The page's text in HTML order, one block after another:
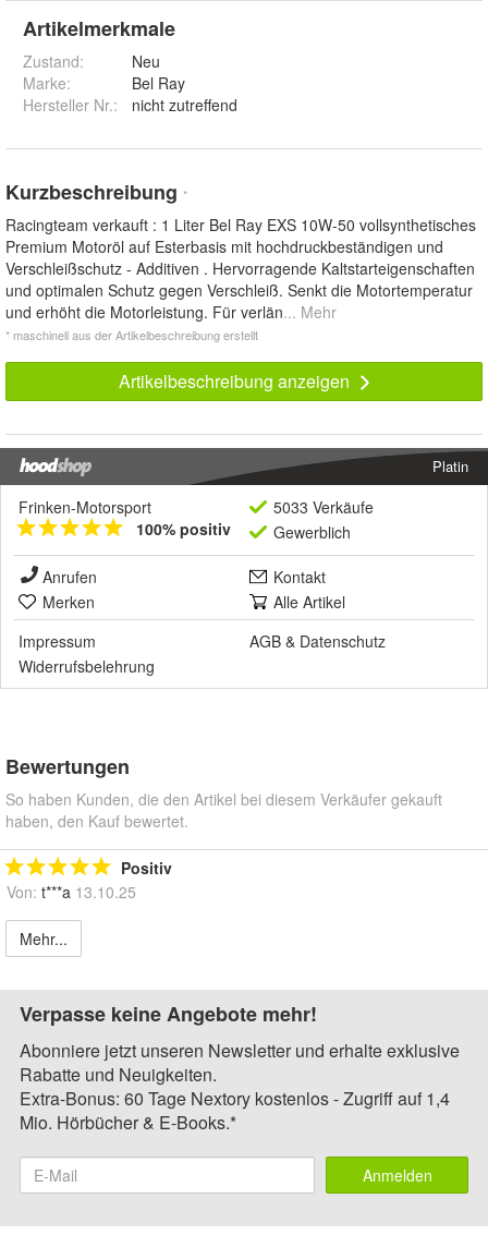
Artikelmerkmale
Zustand:
Neu
Marke:
Bel Ray
Hersteller Nr.:
nicht zutreffend
Kurzbeschreibung *
Racingteam verkauft : 1 Liter Bel Ray EXS 10W-50 vollsynthetisches
Premium Motoröl auf Esterbasis mit hochdruckbeständigen und
Verschleißschutz - Additiven . Hervorragende Kaltstarteigenschaften
und optimalen Schutz gegen Verschleiß. Senkt die Motortemperatur
und erhöht die Motorleistung. Für verlän... Mehr
* maschinell aus der Artikelbeschreibung erstellt
Artikelbeschreibung anzeigen
Platin
Frinken-Motorsport
100% positiv
5033 Verkäufe
Gewerblich
Anrufen
Kontakt
Merken
Alle Artikel
Impressum
AGB & Datenschutz
Widerrufsbelehrung
Bewertungen
So haben Kunden, die den Artikel bei diesem Verkäufer gekauft
haben, den Kauf bewertet.
Positiv
Von: t***a 13.10.25
Mehr...
Verpasse keine Angebote mehr!
Abonniere jetzt unseren Newsletter und erhalte exklusive
Rabatte und Neuigkeiten.
Extra-Bonus: 60 Tage Nextory kostenlos - Zugriff auf 1,4
Mio. Hörbücher & E-Books.*
Anmelden